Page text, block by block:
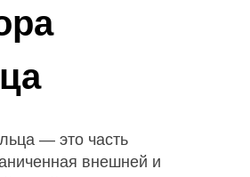
— это часть
внешней и